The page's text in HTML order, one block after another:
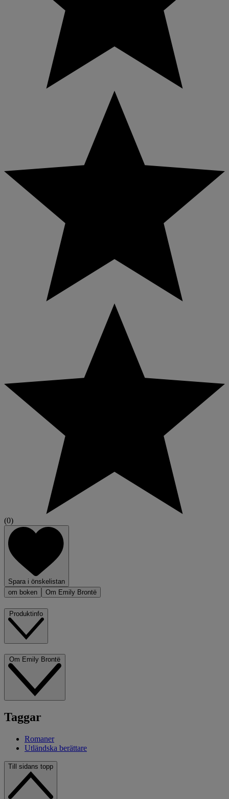
(0)
Spara i önskelistan
om boken
Om Emily Brontë
Taggar
Romaner
Utländska berättare
Till sidans topp